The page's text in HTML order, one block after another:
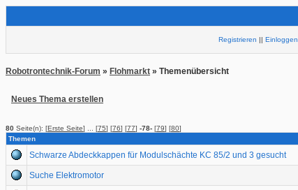
Registrieren || Einloggen
Robotrontechnik-Forum » Flohmarkt » Themenübersicht
Neues Thema erstellen
80 Seite(n): [Erste Seite] ... [75] [76] [77] -78- [79] [80]
Themen
Schwarze Abdeckkappen für Modulschächte KC 85/2 und 3 gesucht
Suche Elektromotor